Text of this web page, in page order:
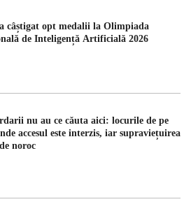
câștigat opt medalii la Olimpiada
de Inteligență Artificială 2026
nu au ce căuta aici: locurile de pe
accesul este interzis, iar supraviețuirea
noroc